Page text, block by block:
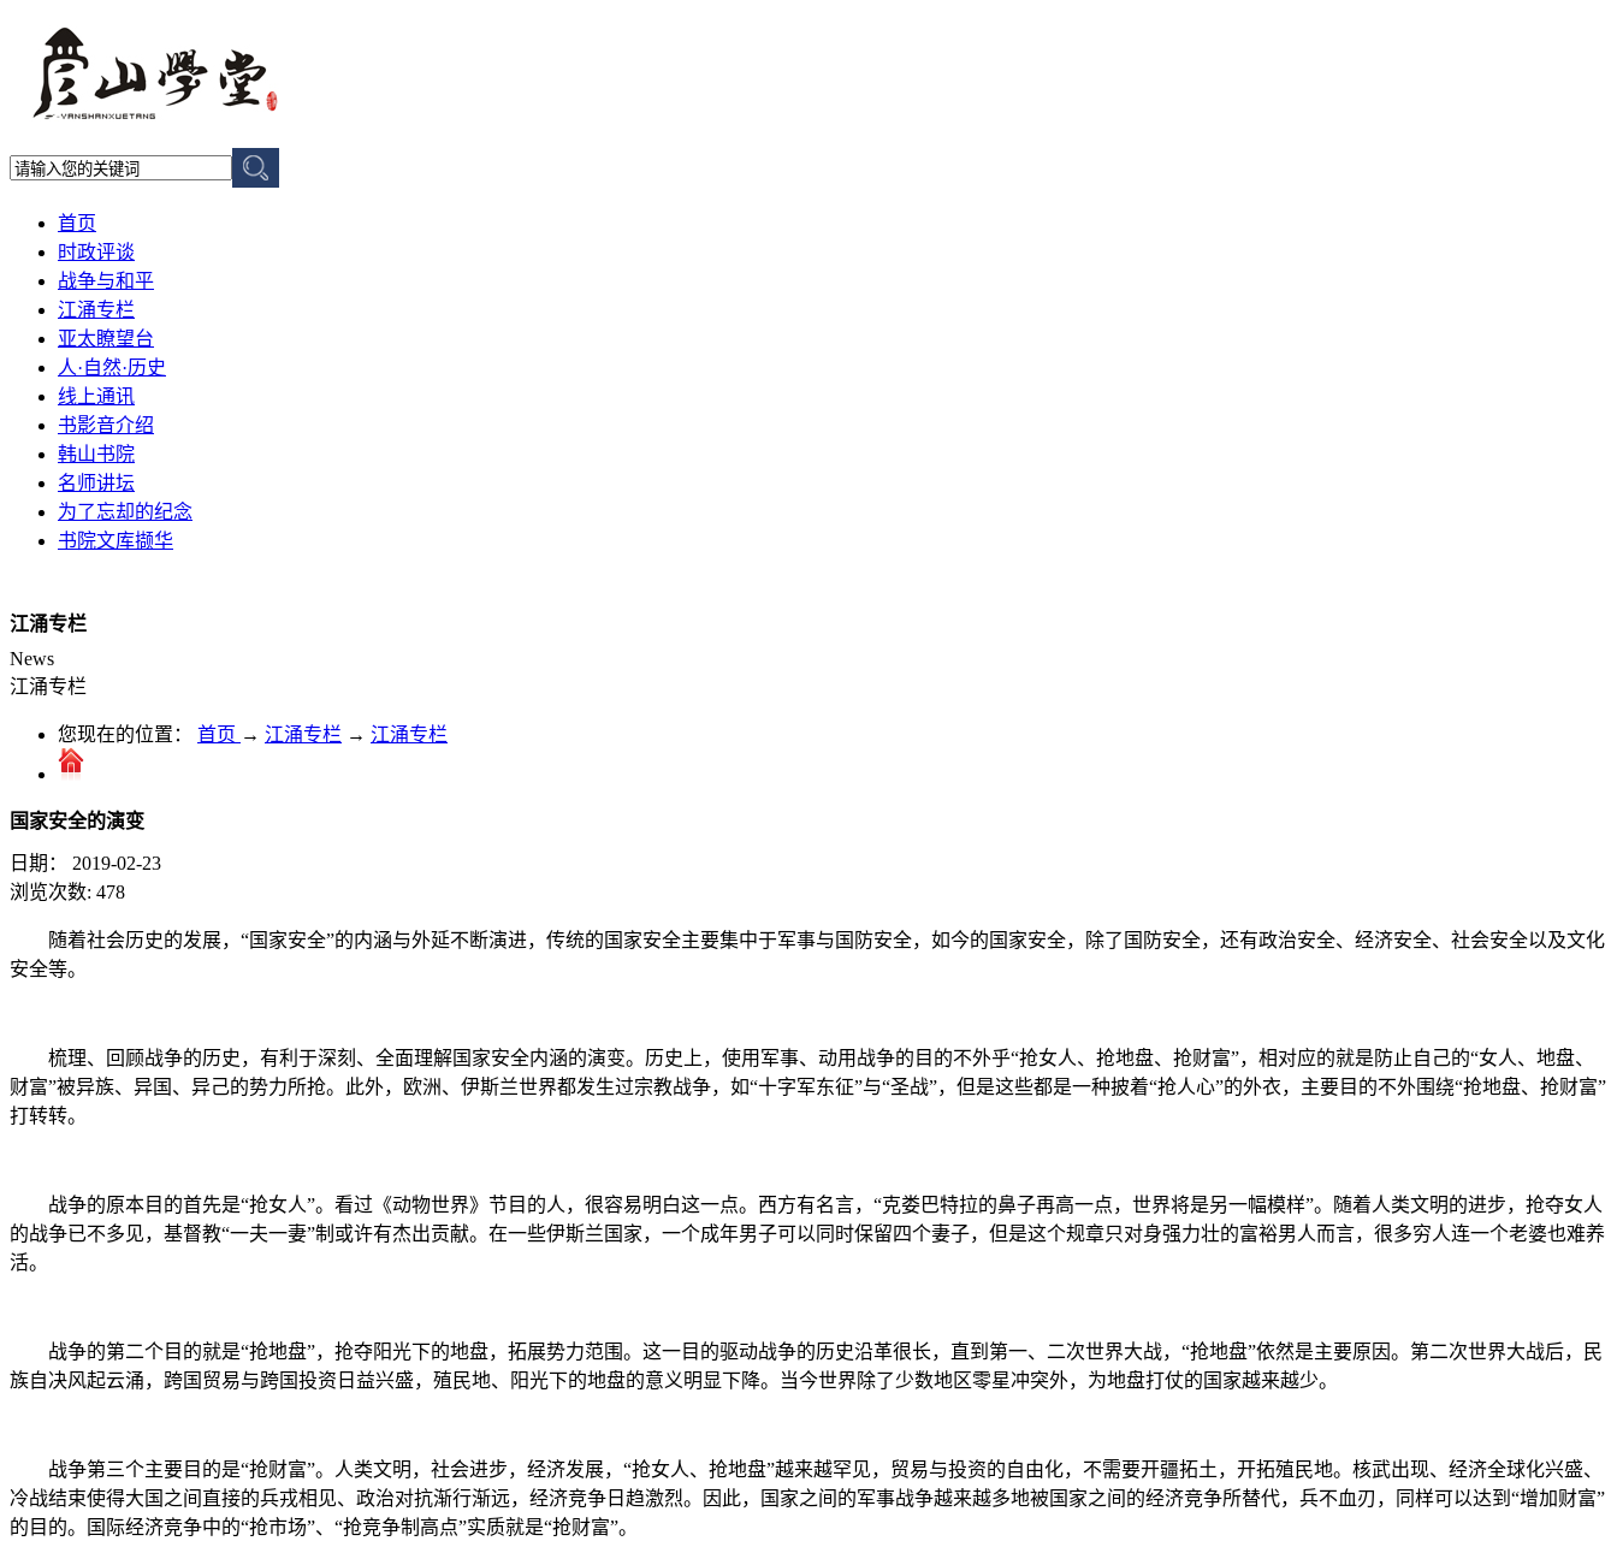
首页
时政评谈
战争与和平
江涌专栏
亚太瞭望台
人·自然·历史
线上通讯
书影音介绍
韩山书院
名师讲坛
为了忘却的纪念
书院文库撷华
江涌专栏
News
江涌专栏
您现在的位置： 首页 → 江涌专栏 → 江涌专栏
国家安全的演变
日期：
2019-02-23
浏览次数: 478
随着社会历史的发展，“国家安全”的内涵与外延不断演进，传统的国家安全主要集中于军事与国防安全，如今的国家安全，除了国防安全，还有政治安全、经济安全、社会安全以及文化
安全等。
梳理、回顾战争的历史，有利于深刻、全面理解国家安全内涵的演变。历史上，使用军事、动用战争的目的不外乎“抢女人、抢地盘、抢财富”，相对应的就是防止自己的“女人、地盘、
财富”被异族、异国、异己的势力所抢。此外，欧洲、伊斯兰世界都发生过宗教战争，如“十字军东征”与“圣战”，但是这些都是一种披着“抢人心”的外衣，主要目的不外围绕“抢地盘、抢财富”
打转转。
战争的原本目的首先是“抢女人”。看过《动物世界》节目的人，很容易明白这一点。西方有名言，“克娄巴特拉的鼻子再高一点，世界将是另一幅模样”。随着人类文明的进步，抢夺女人
的战争已不多见，基督教“一夫一妻”制或许有杰出贡献。在一些伊斯兰国家，一个成年男子可以同时保留四个妻子，但是这个规章只对身强力壮的富裕男人而言，很多穷人连一个老婆也难养
活。
战争的第二个目的就是“抢地盘”，抢夺阳光下的地盘，拓展势力范围。这一目的驱动战争的历史沿革很长，直到第一、二次世界大战，“抢地盘”依然是主要原因。第二次世界大战后，民
族自决风起云涌，跨国贸易与跨国投资日益兴盛，殖民地、阳光下的地盘的意义明显下降。当今世界除了少数地区零星冲突外，为地盘打仗的国家越来越少。
战争第三个主要目的是“抢财富”。人类文明，社会进步，经济发展，“抢女人、抢地盘”越来越罕见，贸易与投资的自由化，不需要开疆拓土，开拓殖民地。核武出现、经济全球化兴盛、
冷战结束使得大国之间直接的兵戎相见、政治对抗渐行渐远，经济竞争日趋激烈。因此，国家之间的军事战争越来越多地被国家之间的经济竞争所替代，兵不血刃，同样可以达到“增加财富”
的目的。国际经济竞争中的“抢市场”、“抢竞争制高点”实质就是“抢财富”。